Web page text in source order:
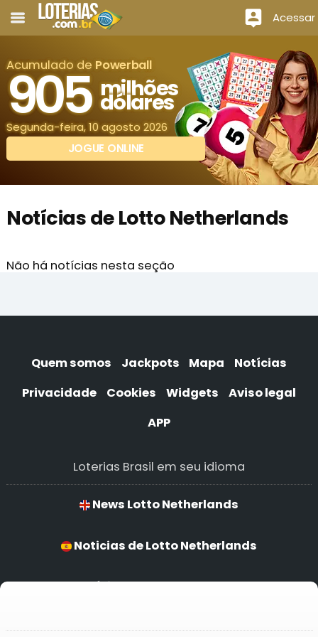
Acessar
Acumulado de Powerball
905 milhões
dólares
Segunda-feira, 10 agosto 2026
JOGUE ONLINE
Notícias de Lotto Netherlands
Não há notícias nesta seção
Quem somos Jackpots Mapa
Notícias
Privacidade
Cookies Widgets
Aviso legal
APP
Loterias Brasil em seu idioma
News Lotto Netherlands
Noticias de Lotto Netherlands
Notícias de Lotto Netherlands
Lotto Netherlands Nachrichten